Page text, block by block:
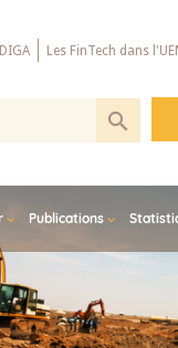
Les FinTech dans
Publications